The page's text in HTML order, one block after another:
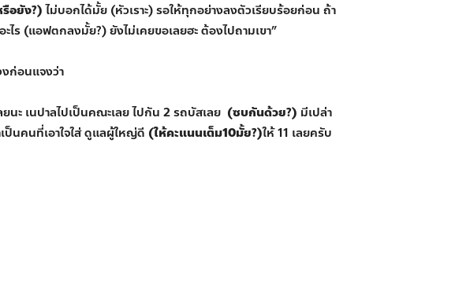
อยัง?)ไม่บอกได้มั้ย (หัวเราะ) รอให้ทุกอย่างลงตัวเรียบร้อยก่อน ถ้า
ร (แอฟตกลงมั้ย?) ยังไม่เคยขอเลยฮะ ต้องไปถามเขา”
ก่อนแจงว่า
ะ เนปาลไปเป็นคณะเลย ไปกัน 2 รถบัสเลย (ซบกันด้วย?) มีเปล่า
ป็นคนที่เอาใจใส่ ดูแลผู้ใหญ่ดี (ให้คะแนนเต็ม10มั้ย?)ให้ 11 เลยครับ